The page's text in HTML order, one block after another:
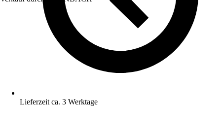
Lieferzeit ca. 3 Werktage